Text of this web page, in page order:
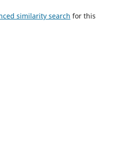
similarity search for this